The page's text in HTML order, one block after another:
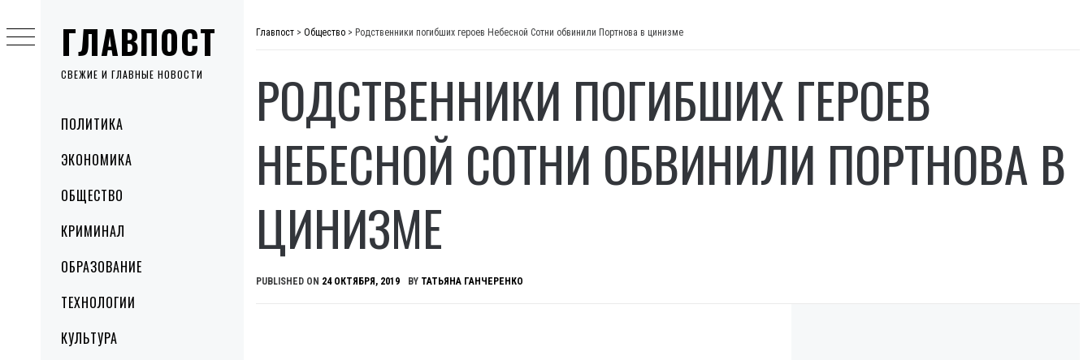
ГЛАВПОСТ
СВЕЖИЕ И ГЛАВНЫЕ НОВОСТИ
MenuПОЛИТИКА
ЭКОНОМИКА
ОБЩЕСТВО
КРИМИНАЛ
ОБРАЗОВАНИЕ
ТЕХНОЛОГИИ
КУЛЬТУРА
to
content
Главпост > Общество > Родственники погибших героев Небесной Сотни обвинили Портнова в цинизме
РОДСТВЕННИКИ ПОГИБШИХ ГЕРОЕВ
НЕБЕСНОЙ СОТНИ ОБВИНИЛИ ПОРТНОВА В
ЦИНИЗМЕ
PUBLISHED ON 24 ОКТЯБРЯ, 2019 BY ТАТЬЯНА ГАНЧЕРЕНКО